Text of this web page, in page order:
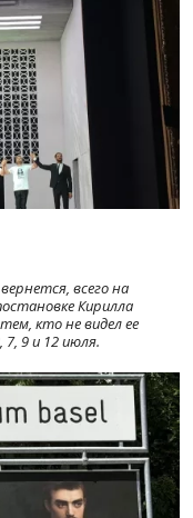
всего на
Кирилла
кто не видел ее
9 и 12 июля.